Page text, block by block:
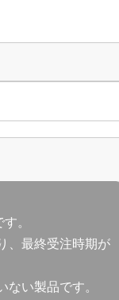
。
、最終受注時期が
い製品です。